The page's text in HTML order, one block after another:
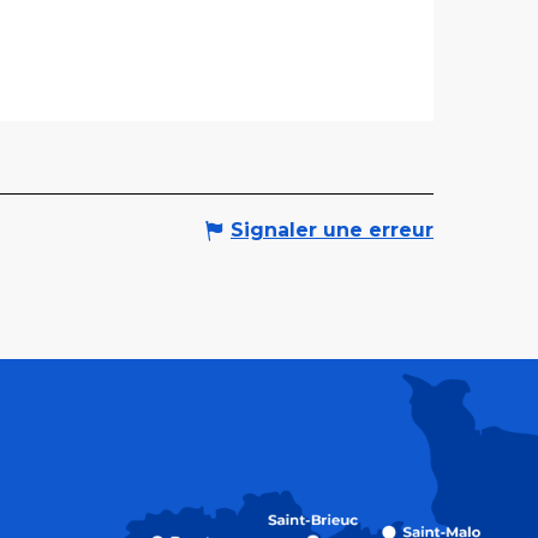
Signaler une erreur